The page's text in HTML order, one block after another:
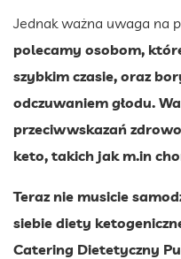
Jednak ważna uwaga na
polecamy osobom,
szybkim czasie, oraz
odczuwaniem głodu.
przeciwwskazań
keto, takich jak m.in
Teraz nie musicie
siebie diety
Catering Dietetyczny